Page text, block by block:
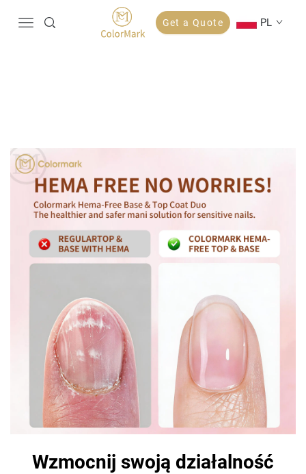
Get a Quote PL
Wzmocnij swoją działalność